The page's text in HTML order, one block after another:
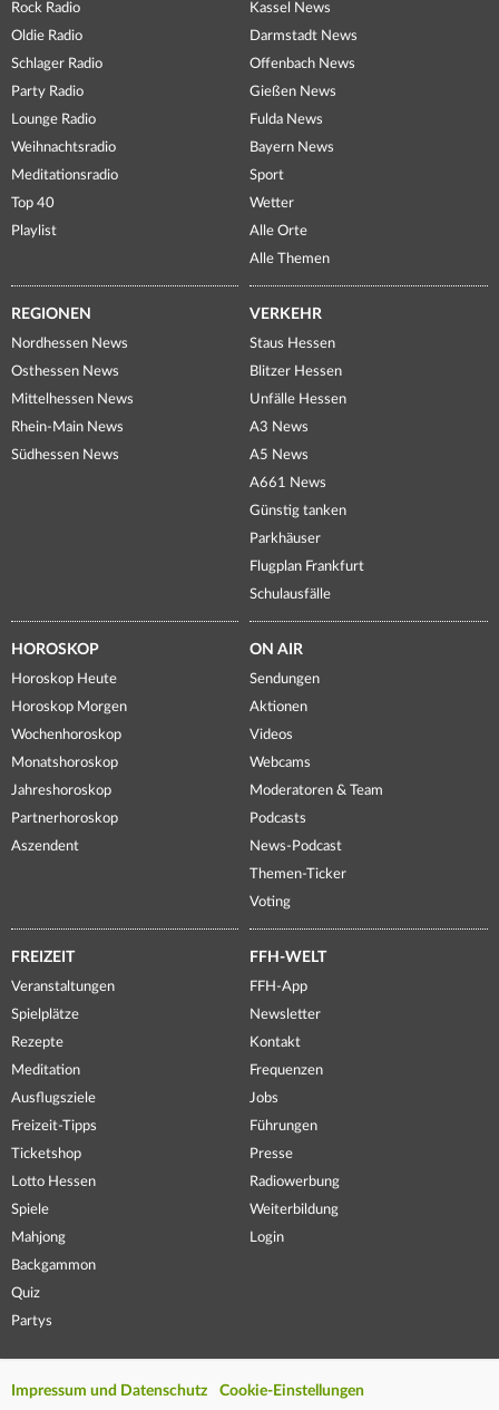
Rock Radio
Oldie Radio
Schlager Radio
Party Radio
Lounge Radio
Weihnachtsradio
Meditationsradio
Top 40
Playlist
Kassel News
Darmstadt News
Offenbach News
Gießen News
Fulda News
Bayern News
Sport
Wetter
Alle Orte
Alle Themen
REGIONEN
Nordhessen News
Osthessen News
Mittelhessen News
Rhein-Main News
Südhessen News
VERKEHR
Staus Hessen
Blitzer Hessen
Unfälle Hessen
A3 News
A5 News
A661 News
Günstig tanken
Parkhäuser
Flugplan Frankfurt
Schulausfälle
HOROSKOP
Horoskop Heute
Horoskop Morgen
Wochenhoroskop
Monatshoroskop
Jahreshoroskop
Partnerhoroskop
Aszendent
ON AIR
Sendungen
Aktionen
Videos
Webcams
Moderatoren & Team
Podcasts
News-Podcast
Themen-Ticker
Voting
FREIZEIT
Veranstaltungen
Spielplätze
Rezepte
Meditation
Ausflugsziele
Freizeit-Tipps
Ticketshop
Lotto Hessen
Spiele
Mahjong
Backgammon
Quiz
Partys
FFH-WELT
FFH-App
Newsletter
Kontakt
Frequenzen
Jobs
Führungen
Presse
Radiowerbung
Weiterbildung
Login
Impressum und Datenschutz Cookie-Einstellungen